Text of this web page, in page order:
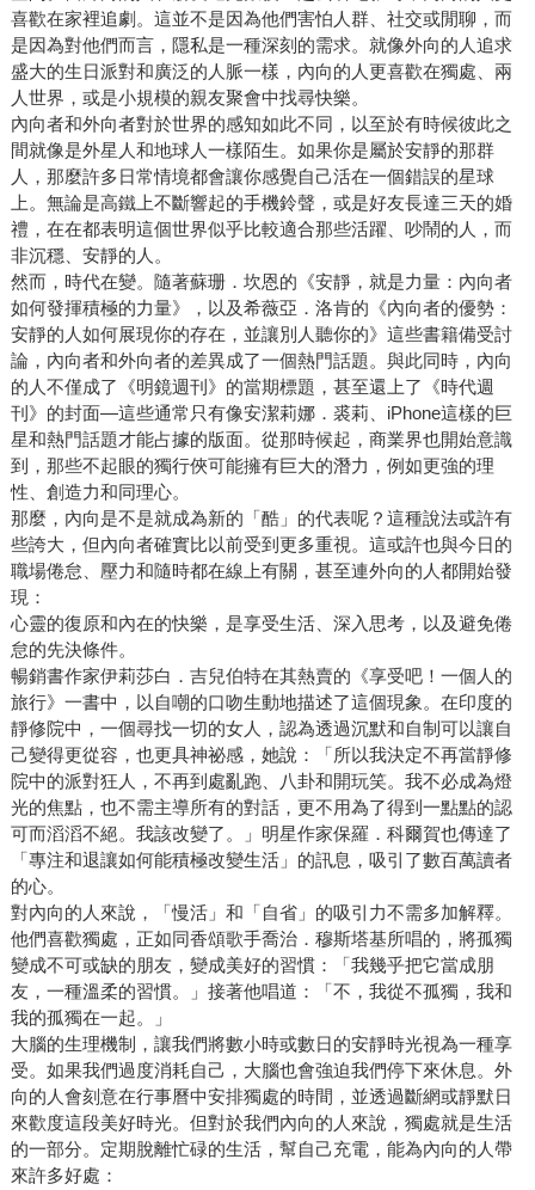
喜歡在家裡追劇。這並不是因為他們害怕人群、社交或閒聊，而
是因為對他們而言，隱私是一種深刻的需求。就像外向的人追求
盛大的生日派對和廣泛的人脈一樣，內向的人更喜歡在獨處、兩
人世界，或是小規模的親友聚會中找尋快樂。
內向者和外向者對於世界的感知如此不同，以至於有時候彼此之
間就像是外星人和地球人一樣陌生。如果你是屬於安靜的那群
人，那麼許多日常情境都會讓你感覺自己活在一個錯誤的星球
上。無論是高鐵上不斷響起的手機鈴聲，或是好友長達三天的婚
禮，在在都表明這個世界似乎比較適合那些活躍、吵鬧的人，而
非沉穩、安靜的人。
然而，時代在變。隨著蘇珊．坎恩的《安靜，就是力量：內向者
如何發揮積極的力量》，以及希薇亞．洛肯的《內向者的優勢：
安靜的人如何展現你的存在，並讓別人聽你的》這些書籍備受討
論，內向者和外向者的差異成了一個熱門話題。與此同時，內向
的人不僅成了《明鏡週刊》的當期標題，甚至還上了《時代週
刊》的封面—這些通常只有像安潔莉娜．裘莉、iPhone這樣的巨
星和熱門話題才能占據的版面。從那時候起，商業界也開始意識
到，那些不起眼的獨行俠可能擁有巨大的潛力，例如更強的理
性、創造力和同理心。
那麼，內向是不是就成為新的「酷」的代表呢？這種說法或許有
些誇大，但內向者確實比以前受到更多重視。這或許也與今日的
職場倦怠、壓力和隨時都在線上有關，甚至連外向的人都開始發
現：
心靈的復原和內在的快樂，是享受生活、深入思考，以及避免倦
怠的先決條件。
暢銷書作家伊莉莎白．吉兒伯特在其熱賣的《享受吧！一個人的
旅行》一書中，以自嘲的口吻生動地描述了這個現象。在印度的
靜修院中，一個尋找一切的女人，認為透過沉默和自制可以讓自
己變得更從容，也更具神祕感，她說：「所以我決定不再當靜修
院中的派對狂人，不再到處亂跑、八卦和開玩笑。我不必成為燈
光的焦點，也不需主導所有的對話，更不用為了得到一點點的認
可而滔滔不絕。我該改變了。」明星作家保羅．科爾賀也傳達了
「專注和退讓如何能積極改變生活」的訊息，吸引了數百萬讀者
的心。
對內向的人來說，「慢活」和「自省」的吸引力不需多加解釋。
他們喜歡獨處，正如同香頌歌手喬治．穆斯塔基所唱的，將孤獨
變成不可或缺的朋友，變成美好的習慣：「我幾乎把它當成朋
友，一種溫柔的習慣。」接著他唱道：「不，我從不孤獨，我和
我的孤獨在一起。」
大腦的生理機制，讓我們將數小時或數日的安靜時光視為一種享
受。如果我們過度消耗自己，大腦也會強迫我們停下來休息。外
向的人會刻意在行事曆中安排獨處的時間，並透過斷網或靜默日
來歡度這段美好時光。但對於我們內向的人來說，獨處就是生活
的一部分。定期脫離忙碌的生活，幫自己充電，能為內向的人帶
來許多好處：